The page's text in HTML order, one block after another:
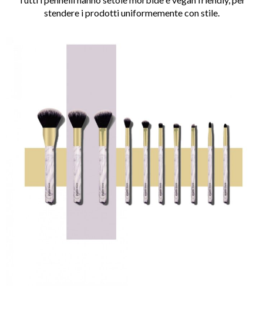
stendere i prodotti uniformemente con stile.